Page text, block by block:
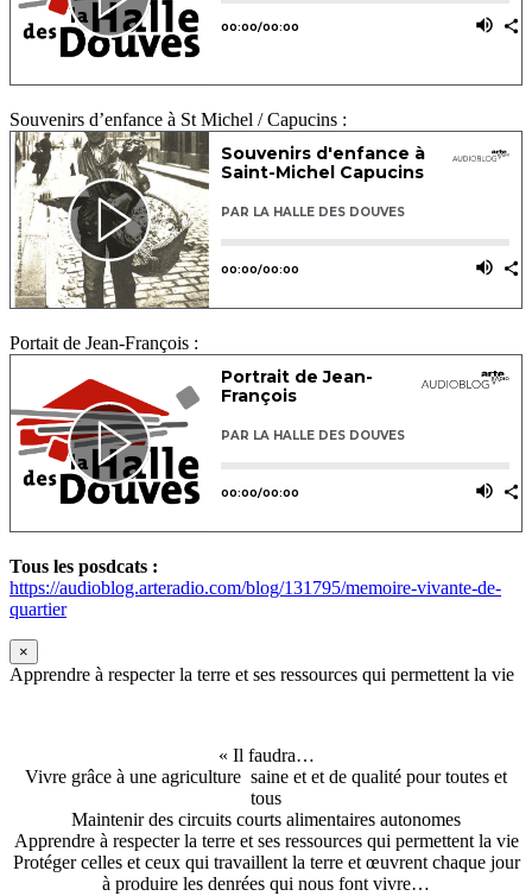
Souvenirs d’enfance à St Michel / Capucins :
Portait de Jean-François :
Tous les posdcats :
https://audioblog.arteradio.com/blog/131795/memoire-vivante-de-
quartier
×
Apprendre à respecter la terre et ses ressources qui permettent la vie
« Il faudra…
Vivre grâce à une agriculture saine et et de qualité pour toutes et
tous
Maintenir des circuits courts alimentaires autonomes
Apprendre à respecter la terre et ses ressources qui permettent la vie
Protéger celles et ceux qui travaillent la terre et œuvrent chaque jour
à produire les denrées qui nous font vivre…